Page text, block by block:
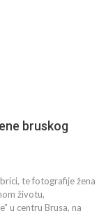
bruskog
te fotografije žena
životu,
u centru Brusa, na